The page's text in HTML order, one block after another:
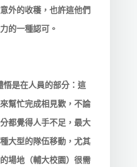
外的收穫，也許這他們
的一種認可。
悟是在人員的部分：這
幫忙完成相見歡，不論
都覺得人手不足，最大
大型的隊伍移動，尤其
場地（輔大校園）很需